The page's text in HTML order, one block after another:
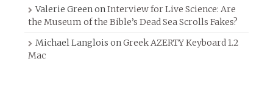
Valerie GreenonInterview for Live Science: Are
the Museum of the Bible’s Dead Sea Scrolls Fakes?
Michael Langlois onGreek AZERTY Keyboard 1.2
Mac